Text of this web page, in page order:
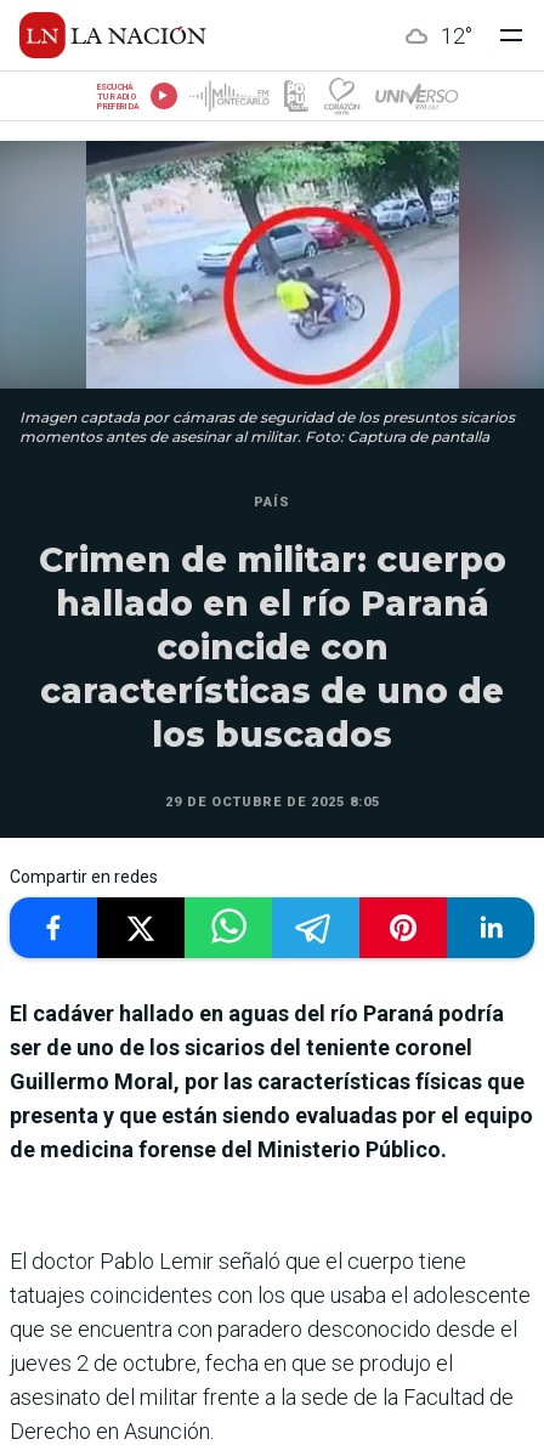
12°
ESCUCHÁ
TU RADIO
PREFERIDA
Imagen captada por cámaras de seguridad de los presuntos sicarios
momentos antes de asesinar al militar. Foto: Captura de pantalla
PAÍS
Crimen de militar: cuerpo
hallado en el río Paraná
coincide con
características de uno de
los buscados
29 DE OCTUBRE DE 2025 8:05
Compartir en redes
El cadáver hallado en aguas del río Paraná podría
ser de uno de los sicarios del teniente coronel
Guillermo Moral, por las características físicas que
presenta y que están siendo evaluadas por el equipo
de medicina forense del Ministerio Público.
El doctor Pablo Lemir señaló que el cuerpo tiene
tatuajes coincidentes con los que usaba el adolescente
que se encuentra con paradero desconocido desde el
jueves 2 de octubre, fecha en que se produjo el
asesinato del militar frente a la sede de la Facultad de
Derecho en Asunción.